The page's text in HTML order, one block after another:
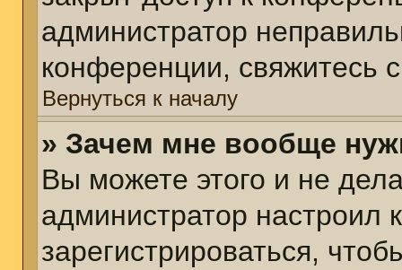
администратор
конференции, свяжитесь
Вернуться к началу
» Зачем мне вообще
Вы можете этого и не
администратор
зарегистрироваться,